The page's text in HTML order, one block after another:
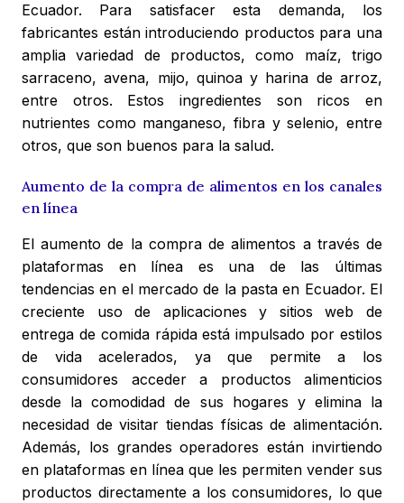
Ecuador. Para satisfacer esta demanda, los
fabricantes están introduciendo productos para una
amplia variedad de productos, como maíz, trigo
sarraceno, avena, mijo, quinoa y harina de arroz,
entre otros. Estos ingredientes son ricos en
nutrientes como manganeso, fibra y selenio, entre
otros, que son buenos para la salud.
Aumento de la compra de alimentos en los canales
en línea
El aumento de la compra de alimentos a través de
plataformas en línea es una de las últimas
tendencias en el mercado de la pasta en Ecuador. El
creciente uso de aplicaciones y sitios web de
entrega de comida rápida está impulsado por estilos
de vida acelerados, ya que permite a los
consumidores acceder a productos alimenticios
desde la comodidad de sus hogares y elimina la
necesidad de visitar tiendas físicas de alimentación.
Además, los grandes operadores están invirtiendo
en plataformas en línea que les permiten vender sus
productos directamente a los consumidores, lo que